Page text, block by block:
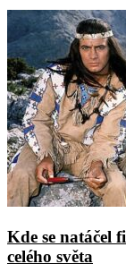
Kde se natáčel
celého světa